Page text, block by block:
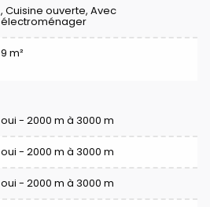
, Cuisine ouverte, Avec
électroménager
9 m²
oui - 2000 m à 3000 m
oui - 2000 m à 3000 m
oui - 2000 m à 3000 m